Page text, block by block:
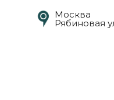
Москва
Рябиновая